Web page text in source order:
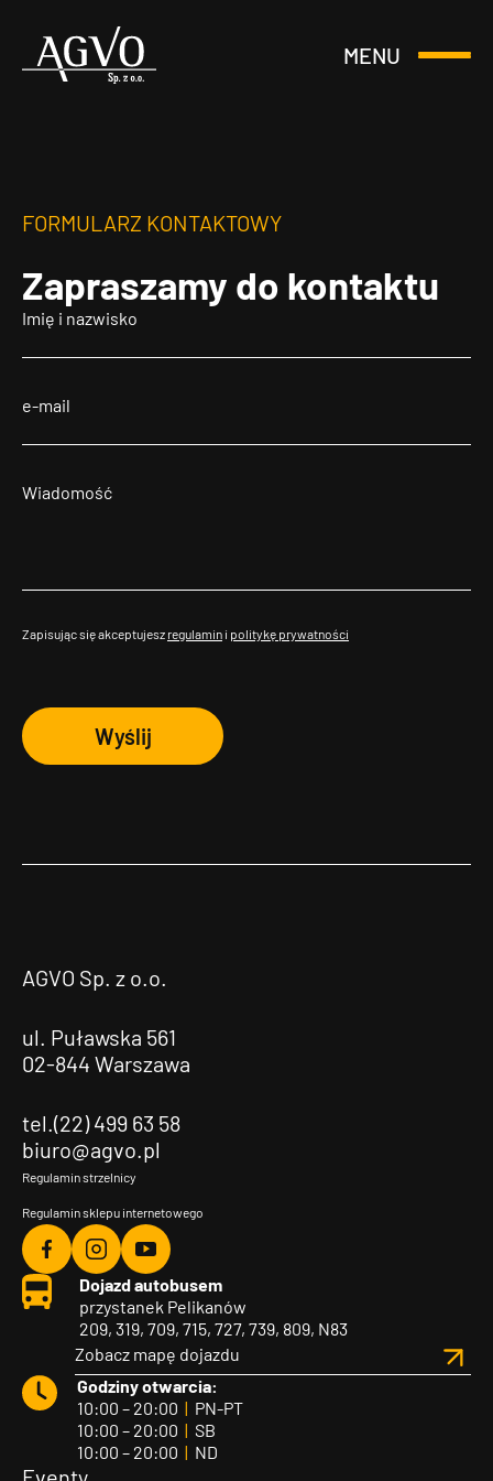
Header
MENU
Otwórz
FORMULARZ KONTAKTOWY
Zapraszamy do kontaktu
Zapisując się akceptujesz regulamin i politykę prywatności
Wyślij
AGVO Sp. z o.o.
ul. Puławska 561
02-844 Warszawa
tel.(22) 499 63 58
biuro@agvo.pl
Regulamin strzelnicy
Regulamin sklepu internetowego
Agvo
Facebook
Agvo
Instagram
Agvo
YouTube
Dojazd autobusem
przystanek Pelikanów
209, 319, 709, 715, 727, 739, 809, N83
Zobacz mapę dojazdu
Godziny otwarcia:
10:00 – 20:00 | PN-PT
10:00 – 20:00 | SB
10:00 – 20:00 | ND